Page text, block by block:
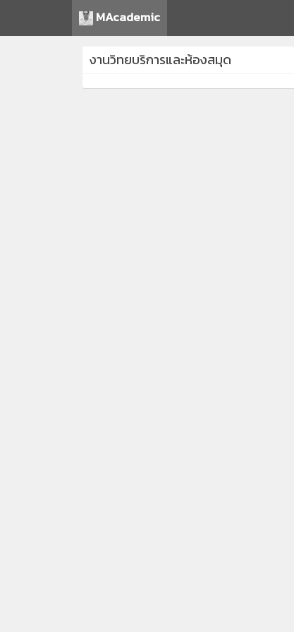
MAcademic
งานวิทยบริการและห้องสมุด